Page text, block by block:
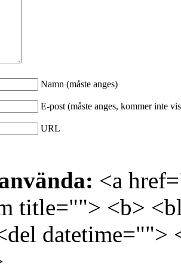
Namn (måste anges)
E-post (måste anges, kommer inte
URL
<a
title=""> <b>